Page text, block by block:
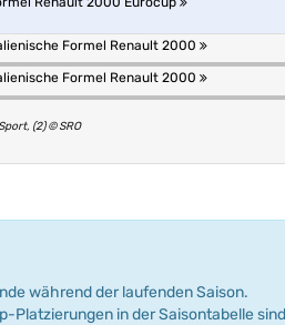
Formel Renault 2000
Formel Renault 2000
(2) © SRO
während der laufenden Saison.
Platzierungen in der Saisontabelle